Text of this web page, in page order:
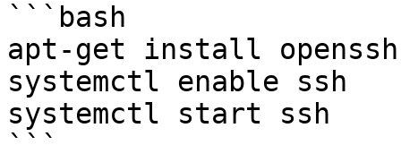
```bash
apt-get install
systemctl enable ssh
systemctl start ssh